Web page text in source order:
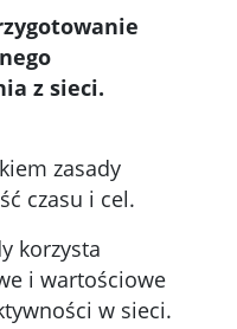
z sieci.
zasady
czasu i cel.
korzysta
i wartościowe
w sieci.